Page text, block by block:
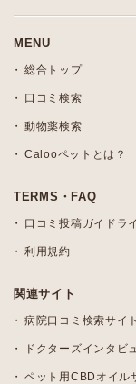
MENU
総合トップ
口コミ検索
動物薬検索
Calooペットとは？
TERMS・FAQ
口コミ投稿ガイドラ
利用規約
関連サイト
病院口コミ検索サイ
ドクターズインタビ
ペット用CBDオイル